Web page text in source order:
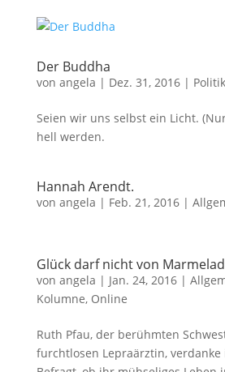
Der Buddha
von angela | Dez. 31, 2016| Politik
Seien wir uns selbst ein Licht.
hell werden.
Hannah Arendt.
von angela | Feb. 21, 2016|
Glück darf nicht von
von angela | Jan. 24, 2016|
Kolumne, Online
Ruth Pfau, der berühmten
furchtlosen Lepraärztin, verdanke